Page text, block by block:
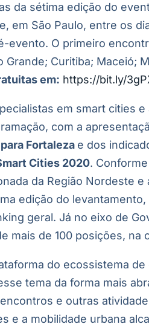
da sétima edição do
em São Paulo, entre os
evento. O primeiro
Grande; Curitiba; Maceió;
em: https://bit.ly/
em smart cities
com a
Fortaleza e dos
Cities 2020.
da Região Nordeste
edição do
geral. Já no eixo de
mais de 100 posições, na
do ecossistema
tema da forma mais
e outras
e a mobilidade urbana